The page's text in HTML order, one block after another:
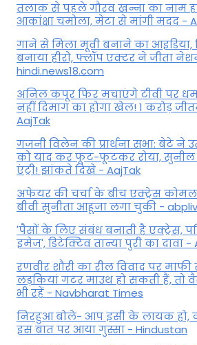
तलाक से पहले गौरव खन्ना का नाम
आकांक्षा चमोला, मेटा से मांगी मदद -
गाने से मिला मूवी बनाने का आइडिया,
बनाया हीरो, फ्लॉप एक्टर ने जीता
hindi.news18.com
अनिल कपूर फिर मचाएंगे टीवी पर
नहीं दिमाग का होगा खेल! 1 करोड़
AajTak
गजनी विलेन की प्रार्थना सभा: बेटे ने
को याद कर फूट-फूटकर रोया, सुनील
एंट्री! झांकते दिखे - AajTak
अफेयर की चर्चा के बीच एक्ट्रेस कोमल
बीवी सुनीता आहूजा लगा चुकी -
'पैसों के लिए संबंध बनाती है एक्ट्रेस,
इमेज', डिटेक्टिव तान्या पुरी का दावा -
रणवीर शौरी का रील विवाद पर
लड़कियां गटर माउथ हो सकती हैं, तो
भी रहें - Navbharat Times
निरहुआ बोले- आप इसी के लायक हो,
इस बात पर आया गुस्सा - Hindustan